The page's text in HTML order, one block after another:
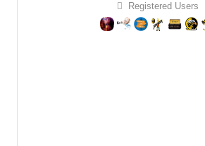
Registered Users